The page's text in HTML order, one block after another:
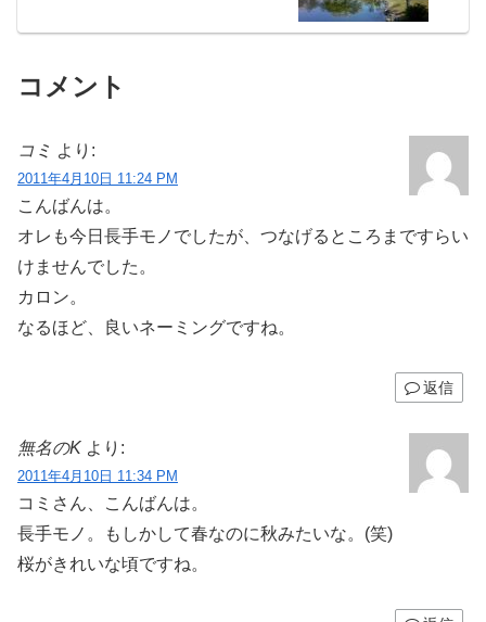
コメント
コミ より:
2011年4月10日 11:24 PM
こんばんは。
オレも今日長手モノでしたが、つなげるところまですらい
けませんでした。
カロン。
なるほど、良いネーミングですね。
返信
無名のK より:
2011年4月10日 11:34 PM
コミさん、こんばんは。
長手モノ。もしかして春なのに秋みたいな。(笑)
桜がきれいな頃ですね。